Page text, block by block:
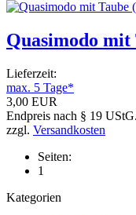
Quasimodo
Lieferzeit:
max. 5 Tage*
3,00 EUR
Endpreis nach § 19 UStG.
zzgl. Versandkosten
Seiten:
1
Kategorien